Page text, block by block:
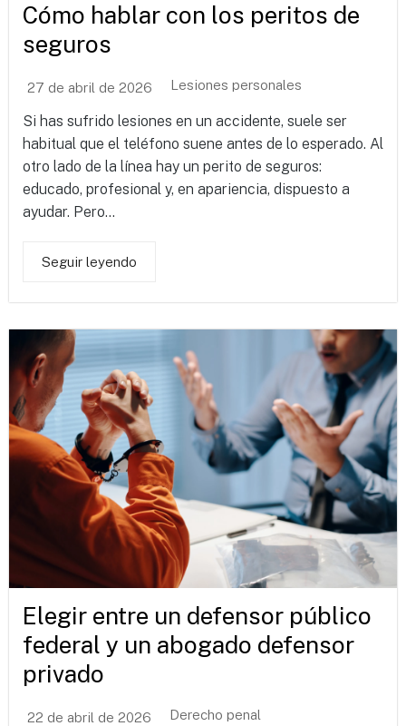
Cómo hablar con los peritos de
seguros
27 de abril de 2026 Lesiones personales
Si has sufrido lesiones en un accidente, suele ser
habitual que el teléfono suene antes de lo esperado. Al
otro lado de la línea hay un perito de seguros:
educado, profesional y, en apariencia, dispuesto a
ayudar. Pero...
Seguir leyendo
Elegir entre un defensor público
federal y un abogado defensor
privado
22 de abril de 2026 Derecho penal